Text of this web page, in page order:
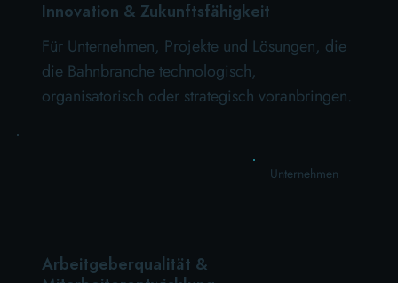
Innovation & Zukunftsfähigkeit
Für Unternehmen, Projekte und Lösungen, die
die Bahnbranche technologisch,
organisatorisch oder strategisch voranbringen.
Arbeitgeberqualität &
Unternehmen